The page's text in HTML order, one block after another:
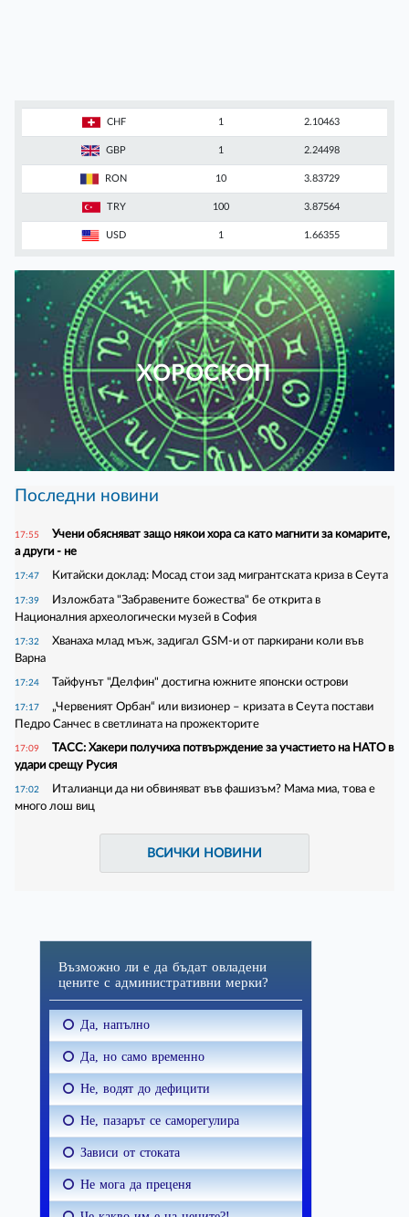
CHF 1 2.10463
GBP 1 2.24498
RON 10 3.83729
TRY 100 3.87564
USD 1 1.66355
ХОРОСКОП
Последни новини
17:55
Учени обясняват защо някои хора са като магнити за комарите,
а други - не
17:47 Китайски доклад: Мосад стои зад мигрантската криза в Сеута
17:39
Изложбата "Забравените божества" бе открита в
Националния археологически музей в София
17:32
Хванаха млад мъж, задигал GSM-и от паркирани коли във
Варна
17:24 Тайфунът "Делфин" достигна южните японски острови
17:17
„Червеният Орбан“ или визионер – кризата в Сеута постави
Педро Санчес в светлината на прожекторите
17:09
ТАСС: Хакери получиха потвърждение за участието на НАТО в
удари срещу Русия
17:02
Италианци да ни обвиняват във фашизъм? Мама миа, това е
много лош виц
ВСИЧКИ НОВИНИ